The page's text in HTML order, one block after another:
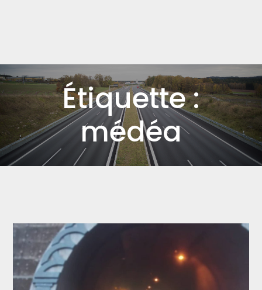
Étiquette :
médéa